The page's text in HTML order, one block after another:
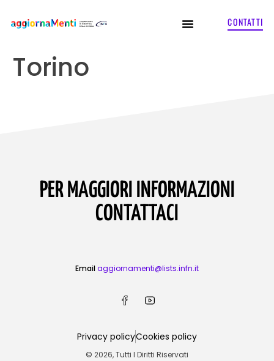
CONTATTI
Torino
PER MAGGIORI INFORMAZIONI
CONTATTACI
Emailaggiornamenti@lists.infn.it
Privacy policyCookies policy
© 2026, Tutti I Diritti Riservati